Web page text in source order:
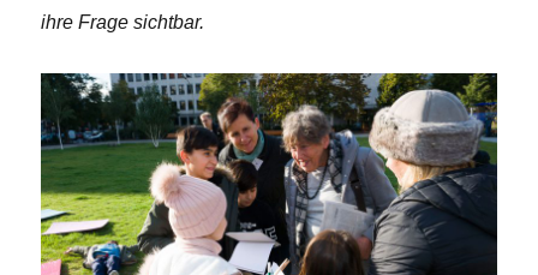
ihre Frage sichtbar.